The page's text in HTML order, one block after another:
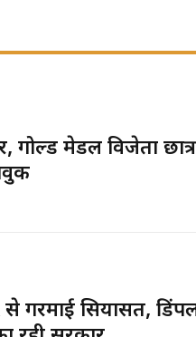
गोल्ड मेडल विजेता
गरमाई सियासत,